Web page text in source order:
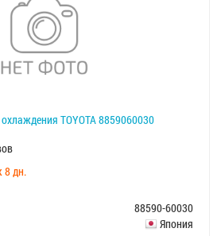
TOYOTA 8859060030
8 дн.
88590-60030
Япония